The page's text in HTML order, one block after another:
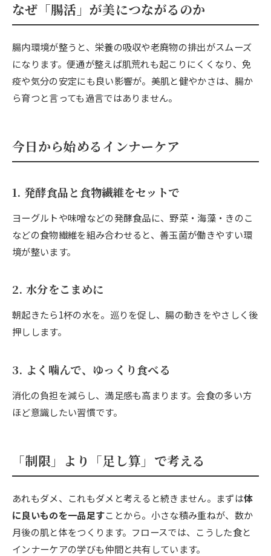
なぜ「腸活」が美につながるのか
腸内環境が整うと、栄養の吸収や老廃物の排出がスムーズ
になります。便通が整えば肌荒れも起こりにくくなり、免
疫や気分の安定にも良い影響が。美肌と健やかさは、腸か
ら育つと言っても過言ではありません。
今日から始めるインナーケア
1. 発酵食品と食物繊維をセットで
ヨーグルトや味噌などの発酵食品に、野菜・海藻・きのこ
などの食物繊維を組み合わせると、善玉菌が働きやすい環
境が整います。
2. 水分をこまめに
朝起きたら1杯の水を。巡りを促し、腸の動きをやさしく後
押しします。
3. よく噛んで、ゆっくり食べる
消化の負担を減らし、満足感も高まります。会食の多い方
ほど意識したい習慣です。
「制限」より「足し算」で考える
あれもダメ、これもダメと考えると続きません。まずは体
に良いものを一品足すことから。小さな積み重ねが、数か
月後の肌と体をつくります。フロースでは、こうした食と
インナーケアの学びも仲間と共有しています。